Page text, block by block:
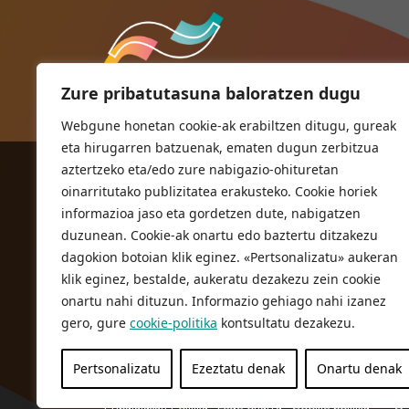
Zure pribatutasuna baloratzen dugu
Webgune honetan cookie-ak erabiltzen ditugu, gureak
eta hirugarren batzuenak, ematen dugun zerbitzua
aztertzeko eta/edo zure nabigazio-ohituretan
oinarritutako publizitatea erakusteko. Cookie horiek
informazioa jaso eta gordetzen dute, nabigatzen
duzunean. Cookie-ak onartu edo baztertu ditzakezu
dagokion botoian klik eginez. «Pertsonalizatu» aukeran
klik eginez, bestalde, aukeratu dezakezu zein cookie
onartu nahi dituzun. Informazio gehiago nahi izanez
gero, gure cookie-politika kontsultatu dezakezu.
Pertsonalizatu Ezeztatu denak Onartu denak
ORIOKO UDALA
Herriko plaza,1
20810 Orio (Gipuzkoa)
T. 943 83 03 46
bulegoak@orio.eus